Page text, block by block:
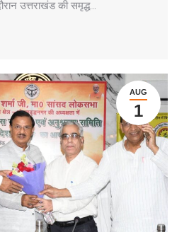
उत्तराखंड की समृद्ध…
AUG
1